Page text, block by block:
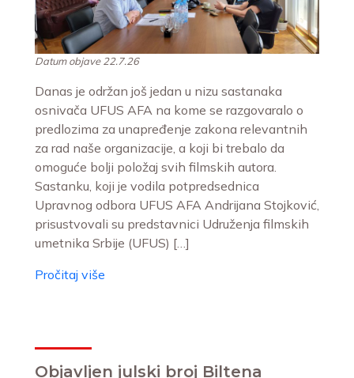
Datum objave 22.7.26
Danas je održan još jedan u nizu sastanaka
osnivača UFUS AFA na kome se razgovaralo o
predlozima za unapređenje zakona relevantnih
za rad naše organizacije, a koji bi trebalo da
omoguće bolji položaj svih filmskih autora.
Sastanku, koji je vodila potpredsednica
Upravnog odbora UFUS AFA Andrijana Stojković,
prisustvovali su predstavnici Udruženja filmskih
umetnika Srbije (UFUS) […]
Pročitaj više
Objavljen julski broj Biltena